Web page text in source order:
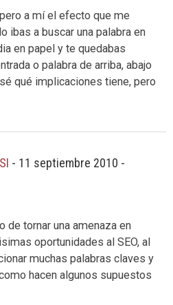
a mí el efecto que me
ibas a buscar una palabra en
en papel y te quedabas
o palabra de arriba, abajo
qué implicaciones tiene, pero
- 11 septiembre 2010 -
de tornar una amenaza en
oportunidades al SEO, al
muchas palabras claves y
hacen algunos supuestos